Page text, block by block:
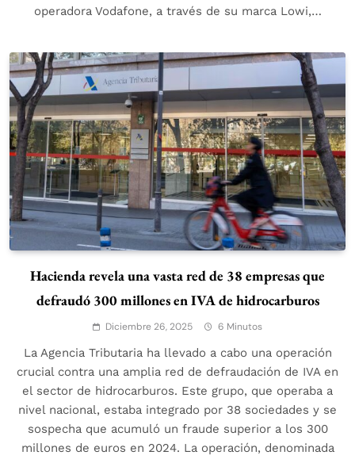
operadora Vodafone, a través de su marca Lowi,…
Hacienda revela una vasta red de 38 empresas que
defraudó 300 millones en IVA de hidrocarburos
Diciembre 26, 2025 6 Minutos
La Agencia Tributaria ha llevado a cabo una operación
crucial contra una amplia red de defraudación de IVA en
el sector de hidrocarburos. Este grupo, que operaba a
nivel nacional, estaba integrado por 38 sociedades y se
sospecha que acumuló un fraude superior a los 300
millones de euros en 2024. La operación, denominada